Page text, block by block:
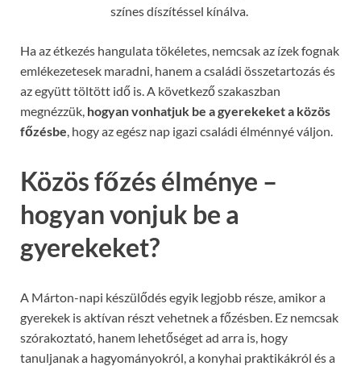
színes díszítéssel kínálva.
Ha az étkezés hangulata tökéletes, nemcsak az ízek fognak
emlékezetesek maradni, hanem a családi összetartozás és
az együtt töltött idő is. A következő szakaszban
megnézzük, hogyan vonhatjuk be a gyerekeket a közös
főzésbe, hogy az egész nap igazi családi élménnyé váljon.
Közös főzés élménye –
hogyan vonjuk be a
gyerekeket?
A Márton-napi készülődés egyik legjobb része, amikor a
gyerekek is aktívan részt vehetnek a főzésben. Ez nemcsak
szórakoztató, hanem lehetőséget ad arra is, hogy
tanuljanak a hagyományokról, a konyhai praktikákról és a